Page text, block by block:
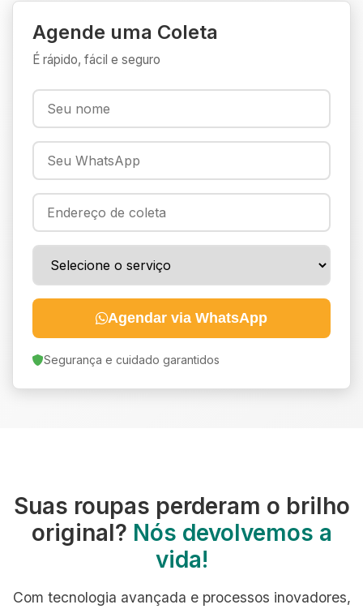
Agende uma Coleta
É rápido, fácil e seguro
Agendar via WhatsApp
Segurança e cuidado garantidos
Suas roupas perderam o brilho
original? Nós devolvemos a
vida!
Com tecnologia avançada e processos inovadores,